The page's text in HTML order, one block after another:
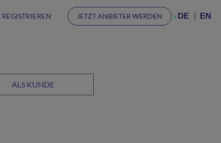
JETZT ANBIETER WERDEN DE EN
ALS KUNDE